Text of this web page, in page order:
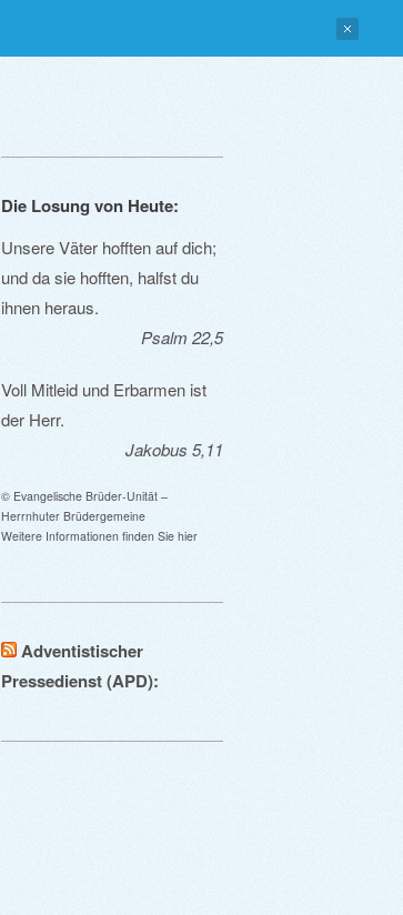
Die Losung von Heute:
Unsere Väter hofften auf dich;
und da sie hofften, halfst du
ihnen heraus.
Psalm 22,5
Voll Mitleid und Erbarmen ist
der Herr.
Jakobus 5,11
© Evangelische Brüder-Unität –
Herrnhuter Brüdergemeine
Weitere Informationen finden Sie hier
Adventistischer
Pressedienst (APD):